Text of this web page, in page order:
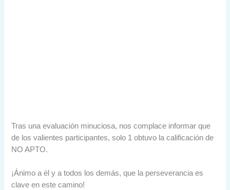
Tras una evaluación minuciosa, nos complace informar que
de los valientes participantes, solo 1 obtuvo la calificación de
NO APTO.
¡Ánimo a él y a todos los demás, que la perseverancia es
clave en este camino!